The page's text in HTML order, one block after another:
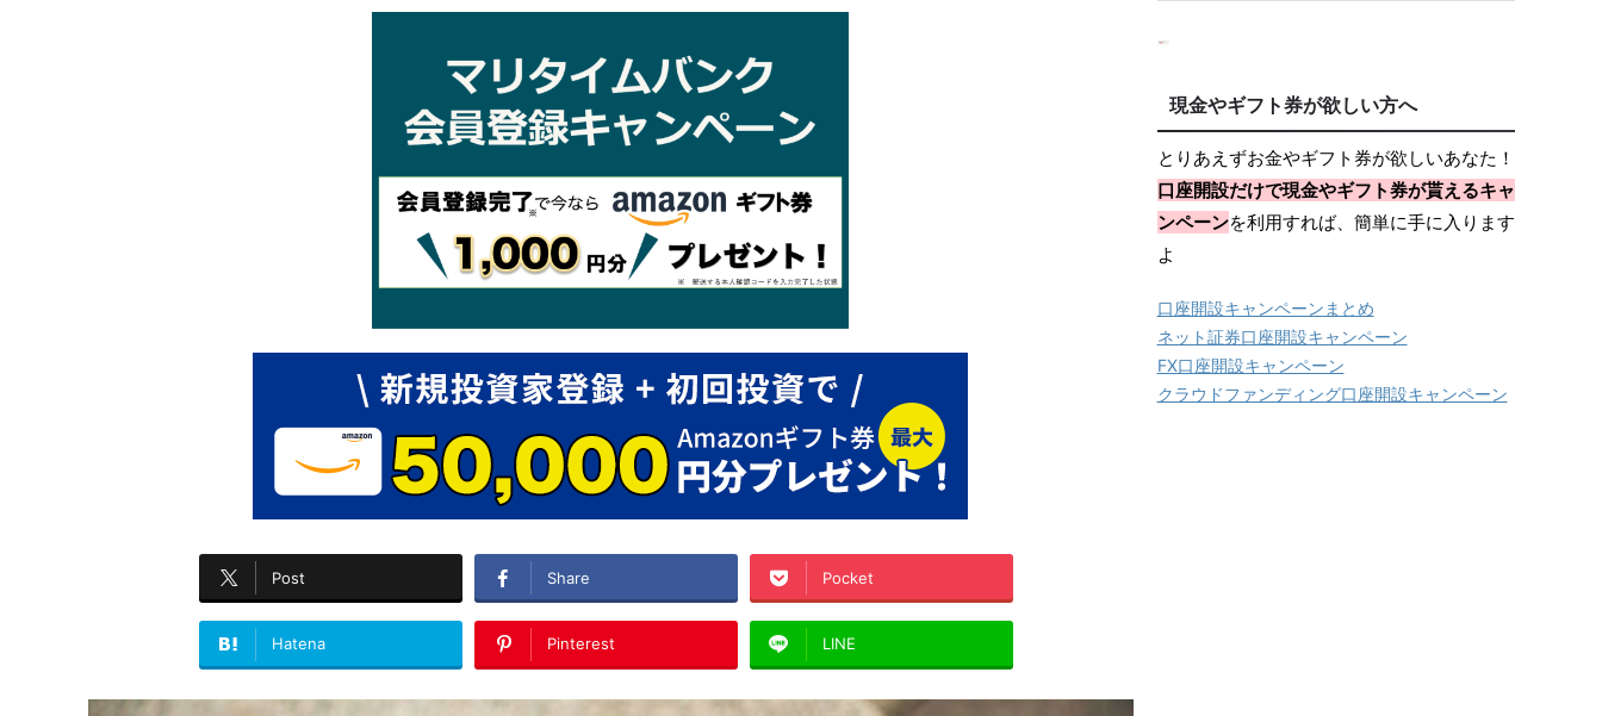
Post Share Pocket
Hatena Pinterest LINE
現金やギフト券が欲しい方へ
とりあえずお金やギフト券が欲しいあなた！
口座開設だけで現金やギフト券が貰えるキャ
ンペーンを利用すれば、簡単に手に入ります
よ
口座開設キャンペーンまとめ
ネット証券口座開設キャンペーン
FX口座開設キャンペーン
クラウドファンディング口座開設キャンペーン